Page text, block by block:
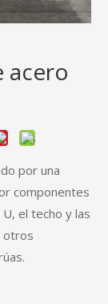
acero
por una
componentes
el techo y las
otros